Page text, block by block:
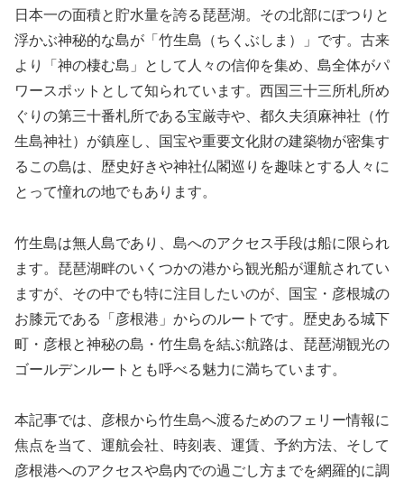
日本一の面積と貯水量を誇る琵琶湖。その北部にぽつりと
浮かぶ神秘的な島が「竹生島（ちくぶしま）」です。古来
より「神の棲む島」として人々の信仰を集め、島全体がパ
ワースポットとして知られています。西国三十三所札所め
ぐりの第三十番札所である宝厳寺や、都久夫須麻神社（竹
生島神社）が鎮座し、国宝や重要文化財の建築物が密集す
るこの島は、歴史好きや神社仏閣巡りを趣味とする人々に
とって憧れの地でもあります。
竹生島は無人島であり、島へのアクセス手段は船に限られ
ます。琵琶湖畔のいくつかの港から観光船が運航されてい
ますが、その中でも特に注目したいのが、国宝・彦根城の
お膝元である「彦根港」からのルートです。歴史ある城下
町・彦根と神秘の島・竹生島を結ぶ航路は、琵琶湖観光の
ゴールデンルートとも呼べる魅力に満ちています。
本記事では、彦根から竹生島へ渡るためのフェリー情報に
焦点を当て、運航会社、時刻表、運賃、予約方法、そして
彦根港へのアクセスや島内での過ごし方までを網羅的に調